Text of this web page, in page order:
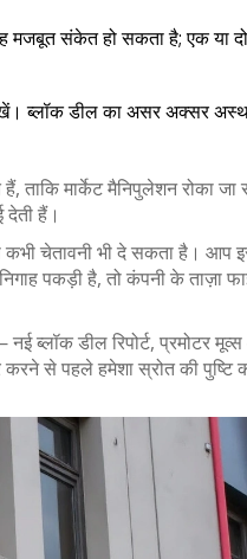
मजबूत संकेत हो सकता है; एक या
ब्लॉक डील का असर अक्सर
मार्केट मैनिपुलेशन रोका जा
देती हैं।
कभी चेतावनी भी दे सकता है।
पकड़ी है, तो कंपनी के ताज़ा
डील रिपोर्ट, प्रमोटर मूव्स
से पहले हमेशा स्रोत की पुष्टि